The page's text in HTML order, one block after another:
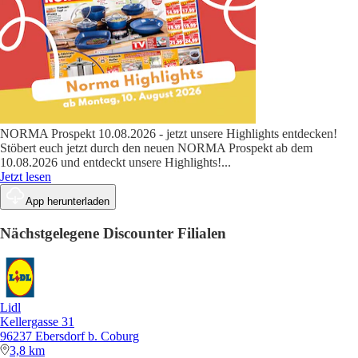
NORMA Prospekt 10.08.2026 - jetzt unsere Highlights entdecken!
Stöbert euch jetzt durch den neuen NORMA Prospekt ab dem
10.08.2026 und entdeckt unsere Highlights!...
Jetzt lesen
App herunterladen
Nächstgelegene Discounter Filialen
Lidl
Kellergasse 31
96237 Ebersdorf b. Coburg
3,8 km